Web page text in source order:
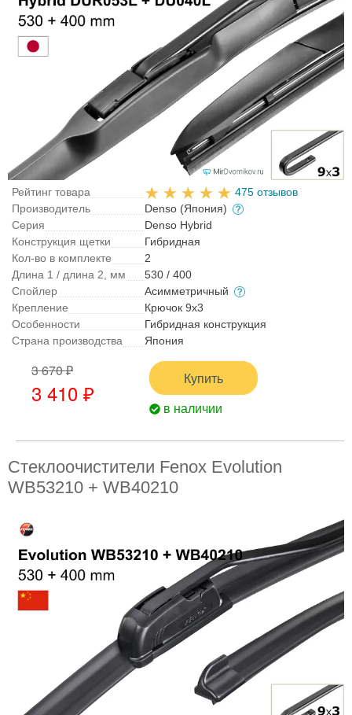
Рейтинг товара
475 отзывов
Производитель
Denso (Япония)
Серия
Denso Hybrid
Конструкция щетки
Гибридная
Кол-во в комплекте
2
Длина 1 / длина 2, мм
530 / 400
Спойлер
Асимметричный
Крепление
Крючок 9x3
Особенности
Гибридная конструкция
Страна производства
Япония
3 670 ₽
3 410 ₽
Купить
в наличии
Стеклоочистители Fenox Evolution
WB53210 + WB40210